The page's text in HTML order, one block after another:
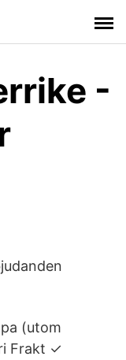
-
(utom
Frakt ✓